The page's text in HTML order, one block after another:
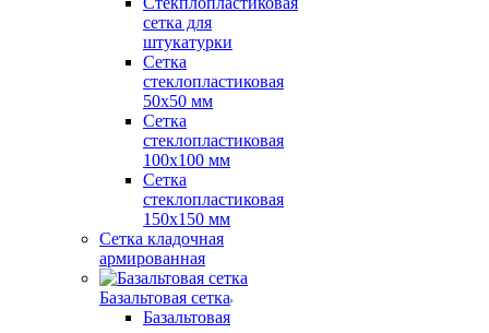
сетка для
штукатурки
Сетка
стеклопластиковая
50x50 мм
Сетка
стеклопластиковая
100x100 мм
Сетка
стеклопластиковая
150x150 мм
Сетка кладочная
армированная
Базальтовая сетка
Базальтовая